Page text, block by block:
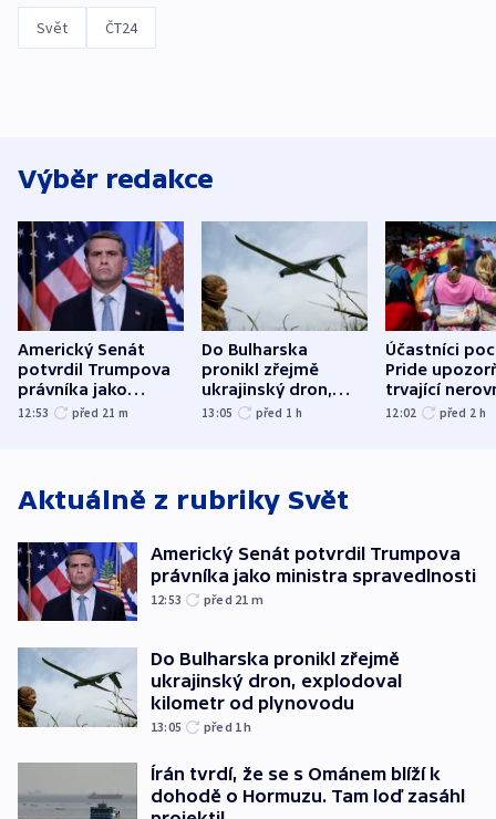
Svět ČT24
Výběr redakce
Americký Senát
potvrdil Trumpova
právníka jako
ministra
12:53 před 21 m
Do Bulharska
pronikl zřejmě
ukrajinský dron,
explodoval kilometr
13:05 před 1 h
Účastníci
Pride
trvající
12:02 před 2 h
Aktuálně z rubriky Svět
Americký Senát potvrdil Trumpova
právníka jako ministra spravedlnosti
12:53 před 21 m
Do Bulharska pronikl zřejmě
ukrajinský dron, explodoval
kilometr od plynovodu
13:05 před 1h
Írán tvrdí, že se s Ománem blíží k
dohodě o Hormuzu. Tam loď zasáhl